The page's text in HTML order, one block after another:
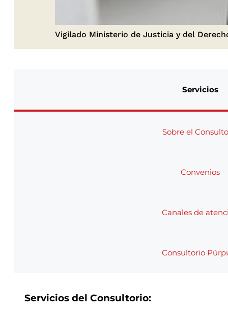
Vigilado Ministerio de Justicia y del
Servicios
Sobre el
Convenios
Canales de
Consultorio
Servicios del Consultorio: